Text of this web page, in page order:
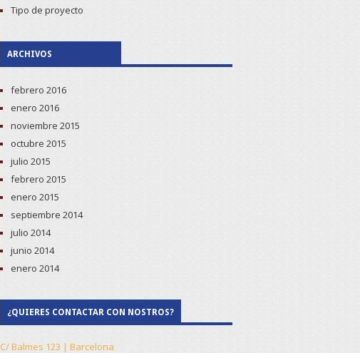
Tipo de proyecto
ARCHIVOS
febrero 2016
enero 2016
noviembre 2015
octubre 2015
julio 2015
febrero 2015
enero 2015
septiembre 2014
julio 2014
junio 2014
enero 2014
¿QUIERES CONTACTAR CON NOSTROS?
C/ Balmes 123 | Barcelona